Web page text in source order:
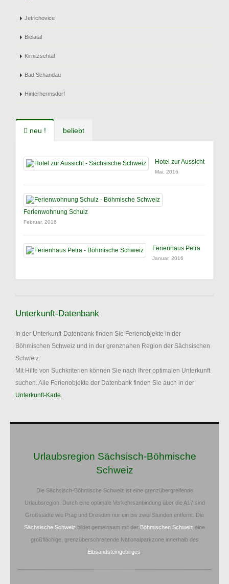
Jetrichovice
Bielatal
Kirnitzschtal
Bad Schandau
Hinterhermsdorf
neu ! beliebt
Hotel zur Aussicht
Mai, 2016
Ferienwohnung Schulz
Februar, 2016
Ferienhaus Petra
Januar, 2016
Unterkunft-Datenbank
In der Unterkunft-Datenbank finden Sie Ferienobjekte in der
Böhmischen Schweiz und in der grenznahen Region der Sächsischen
Schweiz.
Mit Hilfe von Suchkriterien können Sie nach Ihrer optimalen Unterkunft
suchen. Alle Ferienobjekte der Datenbank finden Sie auch in der
Unterkunft-Karte.
Urlaubsregion Sächsisch-Böhmische
Schweiz
Die Sächsisch-Böhmische Schweiz ist eine grenzübergreifende
Urlaubsregion. Durch eine optimale Verkehrsanbindung über die A17 sind
Großstädte wie Prag und Dresden nur ein bis zwei Stunden entfernt. Die
Sächsische Schweiz bildet gemeinsam mit der Böhmischen Schweiz eine
großflächige, grenzüberschreitende Nationalparkzone innerhalb des
Elbsandsteingebirges